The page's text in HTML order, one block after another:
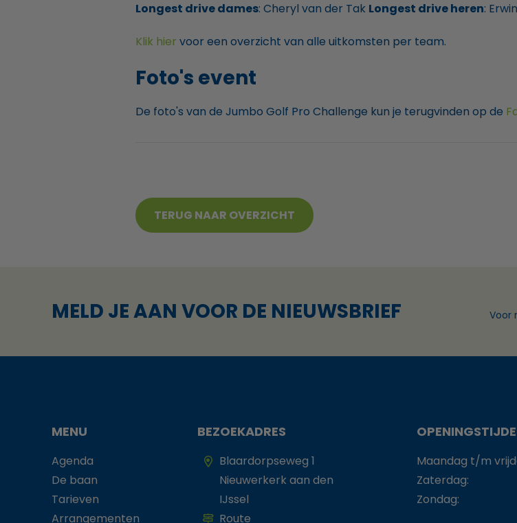
Longest drive dames: Cheryl van der Tak Longest drive heren:
Klik hier voor een overzicht van alle uitkomsten per team.
Foto's event
De foto's van de Jumbo Golf Pro Challenge kun je terugvinden op de
TERUG NAAR OVERZICHT
MELD JE AAN VOOR DE NIEUWSBRIEF Voor
MENU
Agenda
De baan
Tarieven
Arrangementen
BEZOEKADRES
Blaardorpseweg 1
Nieuwerkerk aan den
IJssel
Route
Maandag t/m
Zaterdag:
Zondag: